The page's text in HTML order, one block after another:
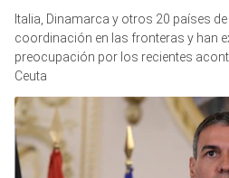
Italia, Dinamarca y otros 20 países
coordinación en las fronteras y han
preocupación por los recientes
Ceuta